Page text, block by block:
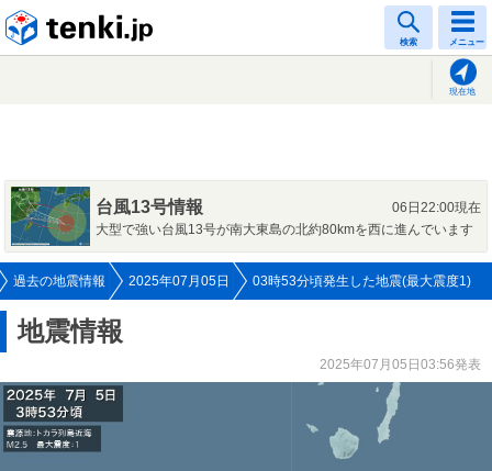
検索 メニュー
現在地
台風13号情報
06日22:00現在
大型で強い台風13号が南大東島の北約80kmを西に進んでいます
過去の地震情報 2025年07月05日 03時53分頃発生した地震(最大震度1)
地震情報
2025年07月05日03:56発表